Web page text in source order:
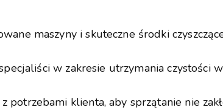
maszyny i skuteczne środki
w zakresie utrzymania czystości
potrzebami klienta, aby sprzątanie nie